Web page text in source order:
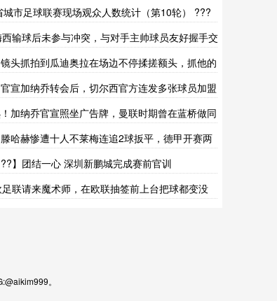
市足球联赛现场观众人数统计（第10轮） ???
输球后未参与冲突，与对手主帅球员友好握手交
头抓拍到瓜迪奥拉在场边不停揉搓额头，抓他的
宣加纳乔转会后，切尔西官方连发多张球员加盟
加纳乔官宣照坐广告牌，曼联时期曾在蓝桥做同
哈赫惨遭十人不莱梅连追2球扳平，德甲开赛两
??】团结一心 深圳新鹏城完成赛前官训
联请来魔术师，在欧联抽签前上台把球都变没
。